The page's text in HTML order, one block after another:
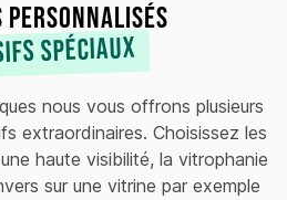
spéciaux
nous vous offrons plusieurs
extraordinaires. Choisissez les
haute visibilité, la vitrophanie
sur une vitrine par exemple